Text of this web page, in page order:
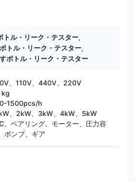
トル・リーク・テスター,
トル・リーク・テスター,
ボトル・リーク・テスター
、110V、440V、220V
1500pcs/h
、2kW、3kW、4kW、5kW
、ベアリング、モーター、圧力容
ポンプ、ギア